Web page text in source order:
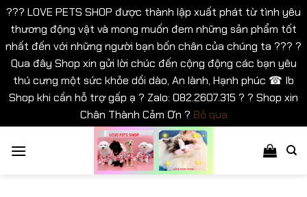
??? LOVE PETS SHOP được thành lập xuất phát từ tình yêu
thương động vật và mong muốn đem những sản phẩm tốt
nhất đến với những người bạn bốn chân của chúng ta ??? ?
Qua đây Shop xin gửi lời chúc đến cộng động các bạn yêu
thú cưng một sức khỏe dồi dào, An lành, Hạnh phúc ☎ Ib
Shop khi cần hỗ trợ gấp ạ ? Zalo: 082.2607.315 ? ? Shop xin
Chân Thành Cảm Ơn ? Bỏ qua
qua